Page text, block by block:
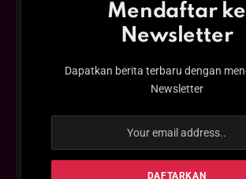
Mendaftar ke
Newsletter
Dapatkan berita terbaru dengan
Newsletter